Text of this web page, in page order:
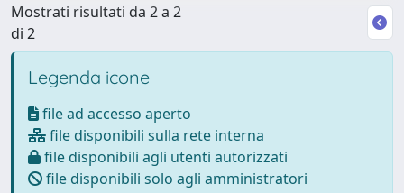
Mostrati risultati da 2 a 2
di 2
Legenda icone
file ad accesso aperto
file disponibili sulla rete interna
file disponibili agli utenti autorizzati
file disponibili solo agli amministratori